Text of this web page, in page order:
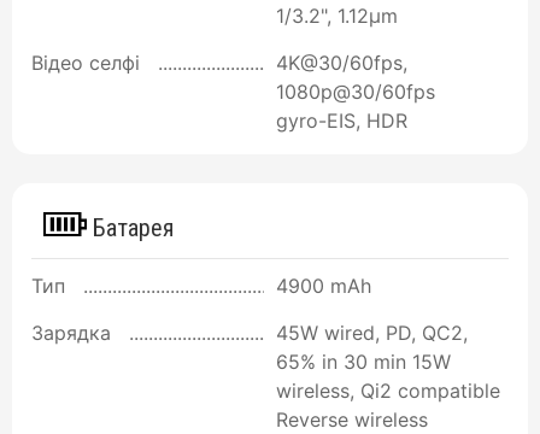
1/3.2", 1.12µm
Відео селфі
4K@30/60fps,
1080p@30/60fps
gyro-EIS, HDR
Батарея
Тип
4900 mAh
Зарядка
45W wired, PD, QC2,
65% in 30 min 15W
wireless, Qi2 compatible
Reverse wireless